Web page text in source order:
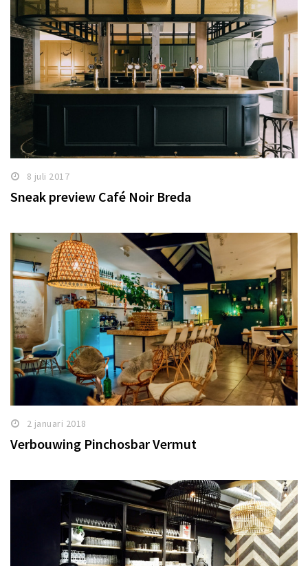
8 juli 2017
Sneak preview Café Noir Breda
2 januari 2018
Verbouwing Pinchosbar Vermut